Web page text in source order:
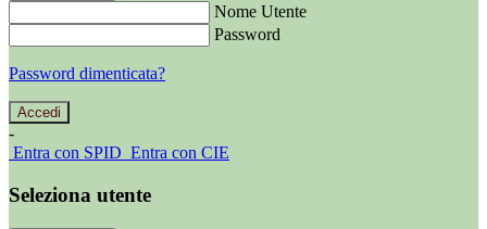
Nome Utente
Password
Password dimenticata?
-
Entra con SPID Entra con CIE
Seleziona utente